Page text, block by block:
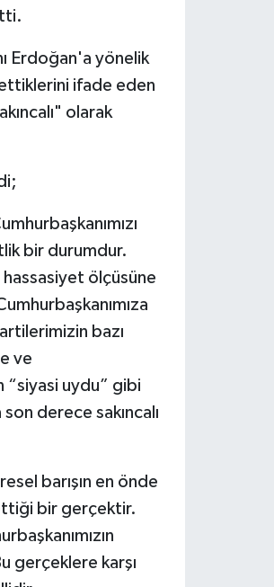
Erdoğan'a yönelik
ifade eden
olarak
bir durumdur.
ölçüsüne
bazı
ve
“siyasi uydu” gibi
derece sakıncalı
barışın en önde
bir gerçektir.
gerçeklere karşı